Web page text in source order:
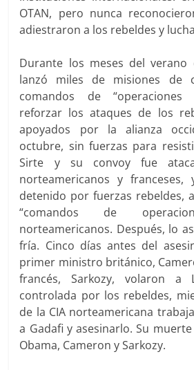
OTAN, pero nunca
adiestraron a los rebeldes y
Durante los meses del verano
lanzó miles de misiones de
comandos de “operaciones
reforzar los ataques de los
apoyados por la alianza
octubre, sin fuerzas para
Sirte y su convoy fue
norteamericanos y franceses,
detenido por fuerzas rebeldes,
“comandos de
norteamericanos. Después, lo
fría. Cinco días antes del
primer ministro británico,
francés, Sarkozy, volaron
controlada por los rebeldes,
de la CIA norteamericana
a Gadafi y asesinarlo. Su
Obama, Cameron y Sarkozy.